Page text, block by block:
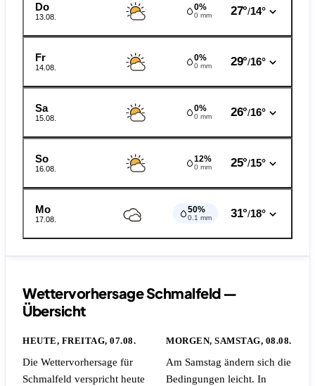
Do
13.08.
0%
0 mm 27°/14°
Fr
14.08.
0%
0 mm 29°/16°
Sa
15.08.
0%
0 mm 26°/16°
So
16.08.
12%
0 mm 25°/15°
Mo
17.08.
50%
0.1 mm 31°/18°
Wettervorhersage Schmalfeld —
Übersicht
HEUTE, FREITAG, 07.08.
Die Wettervorhersage für
Schmalfeld verspricht heute
MORGEN, SAMSTAG, 08.08.
Am Samstag ändern sich die
Bedingungen leicht. In